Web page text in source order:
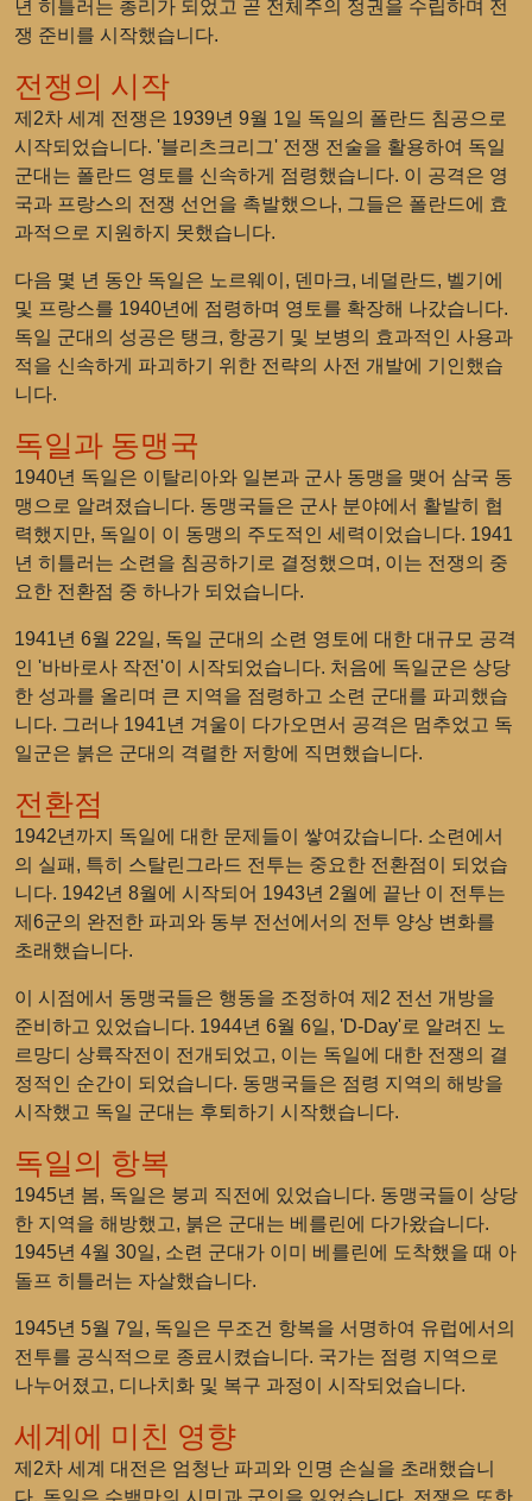
년 히틀러는 총리가 되었고 곧 전체주의 정권을 수립하며 전
쟁 준비를 시작했습니다.
전쟁의 시작
제2차 세계 전쟁은 1939년 9월 1일 독일의 폴란드 침공으로
시작되었습니다. '블리츠크리그' 전쟁 전술을 활용하여 독일
군대는 폴란드 영토를 신속하게 점령했습니다. 이 공격은 영
국과 프랑스의 전쟁 선언을 촉발했으나, 그들은 폴란드에 효
과적으로 지원하지 못했습니다.
다음 몇 년 동안 독일은 노르웨이, 덴마크, 네덜란드, 벨기에
및 프랑스를 1940년에 점령하며 영토를 확장해 나갔습니다.
독일 군대의 성공은 탱크, 항공기 및 보병의 효과적인 사용과
적을 신속하게 파괴하기 위한 전략의 사전 개발에 기인했습
니다.
독일과 동맹국
1940년 독일은 이탈리아와 일본과 군사 동맹을 맺어 삼국 동
맹으로 알려졌습니다. 동맹국들은 군사 분야에서 활발히 협
력했지만, 독일이 이 동맹의 주도적인 세력이었습니다. 1941
년 히틀러는 소련을 침공하기로 결정했으며, 이는 전쟁의 중
요한 전환점 중 하나가 되었습니다.
1941년 6월 22일, 독일 군대의 소련 영토에 대한 대규모 공격
인 '바바로사 작전'이 시작되었습니다. 처음에 독일군은 상당
한 성과를 올리며 큰 지역을 점령하고 소련 군대를 파괴했습
니다. 그러나 1941년 겨울이 다가오면서 공격은 멈추었고 독
일군은 붉은 군대의 격렬한 저항에 직면했습니다.
전환점
1942년까지 독일에 대한 문제들이 쌓여갔습니다. 소련에서
의 실패, 특히 스탈린그라드 전투는 중요한 전환점이 되었습
니다. 1942년 8월에 시작되어 1943년 2월에 끝난 이 전투는
제6군의 완전한 파괴와 동부 전선에서의 전투 양상 변화를
초래했습니다.
이 시점에서 동맹국들은 행동을 조정하여 제2 전선 개방을
준비하고 있었습니다. 1944년 6월 6일, 'D-Day'로 알려진 노
르망디 상륙작전이 전개되었고, 이는 독일에 대한 전쟁의 결
정적인 순간이 되었습니다. 동맹국들은 점령 지역의 해방을
시작했고 독일 군대는 후퇴하기 시작했습니다.
독일의 항복
1945년 봄, 독일은 붕괴 직전에 있었습니다. 동맹국들이 상당
한 지역을 해방했고, 붉은 군대는 베를린에 다가왔습니다.
1945년 4월 30일, 소련 군대가 이미 베를린에 도착했을 때 아
돌프 히틀러는 자살했습니다.
1945년 5월 7일, 독일은 무조건 항복을 서명하여 유럽에서의
전투를 공식적으로 종료시켰습니다. 국가는 점령 지역으로
나누어졌고, 디나치화 및 복구 과정이 시작되었습니다.
세계에 미친 영향
제2차 세계 대전은 엄청난 파괴와 인명 손실을 초래했습니
다. 독일은 수백만의 시민과 군인을 잃었습니다. 전쟁은 또한